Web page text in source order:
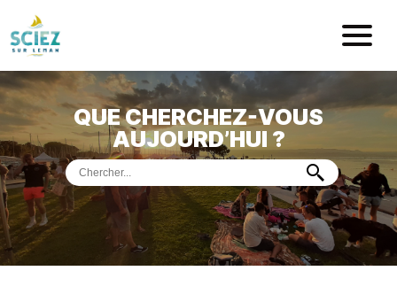
Mairie de
ACCUEIL
VOTREMAIRIE
VIEPRATIQUE
DÉMARCHES &SERVICES
QUE CHERCHEZ-VOUS
AUJOURD’HUI ?